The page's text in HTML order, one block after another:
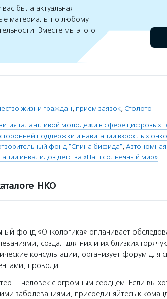
была актуальная
материалы по любому
Вместе мы этого
жизни граждан, прием заявок, Столото
талантливой молодежи в сфере цифровых
поддержки и навигации взрослых
фонд "Спина бифида",
инвалидов детства «Наш солнечный мир»
НКО
фонд «Онкологика» оплачивает
создал для них и их близких
консультации, организует форум для
проводит…
— человек с огромным сердцем. Если вы
заболеваниями, присоединяйтесь к